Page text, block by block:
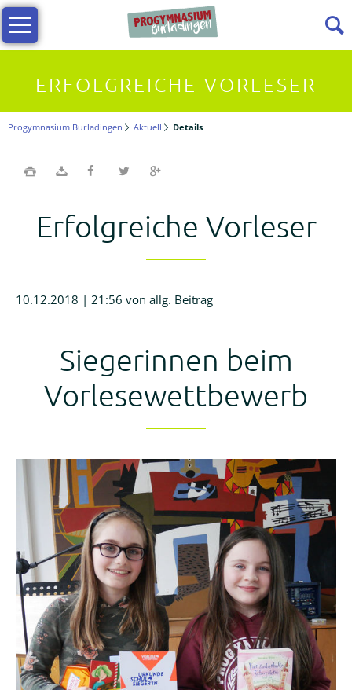
ERFOLGREICHE VORLESER
Navigation
überspringen
Infos
Allgemeine
Lernen
Kollegium
Intern
Hausordnung
Schulwegeplan
Kontakt
Progymnasium Burladingen Aktuell Details
Erfolgreiche Vorleser
10.12.2018 | 21:56 von allg. Beitrag
Siegerinnen beim
Vorlesewettbewerb